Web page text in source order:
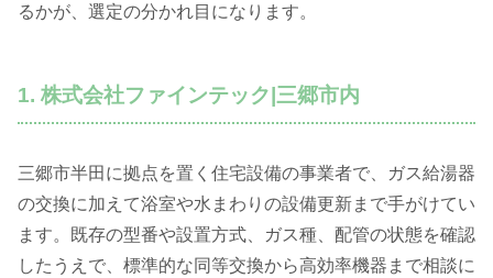
るかが、選定の分かれ目になります。
1. 株式会社ファインテック|三郷市内
三郷市半田に拠点を置く住宅設備の事業者で、ガス給湯器
の交換に加えて浴室や水まわりの設備更新まで手がけてい
ます。既存の型番や設置方式、ガス種、配管の状態を確認
したうえで、標準的な同等交換から高効率機器まで相談に